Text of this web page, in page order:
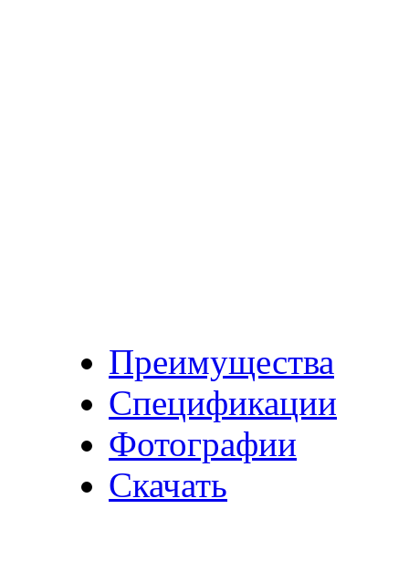
Преимущества
Спецификации
Фотографии
Скачать